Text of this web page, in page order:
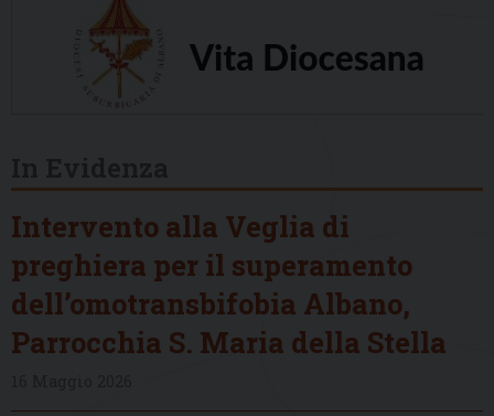
Intervento alla Veglia di
preghiera per il superamento
dell’omotransbifobia Albano,
Parrocchia S. Maria della Stella